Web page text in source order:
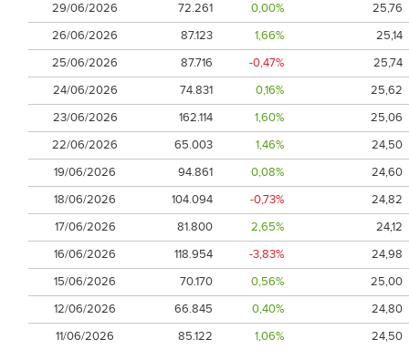
29/06/2026
72.261 0,00%
25,76
26/06/2026
87.123 1,66%
25,14
25/06/2026
87.716 -0,47%
25,74
24/06/2026
74.831 0,16%
25,62
23/06/2026
162.114 1,60%
25,06
22/06/2026
65.003 1,46%
24,50
19/06/2026
94.861 0,08%
24,60
18/06/2026
104.094 -0,73%
24,82
17/06/2026
81.800 2,65%
24,12
16/06/2026
118.954 -3,83%
24,98
15/06/2026
70.170 0,56%
25,00
12/06/2026
66.845 0,40%
24,80
11/06/2026
85.122 1,06%
24,50